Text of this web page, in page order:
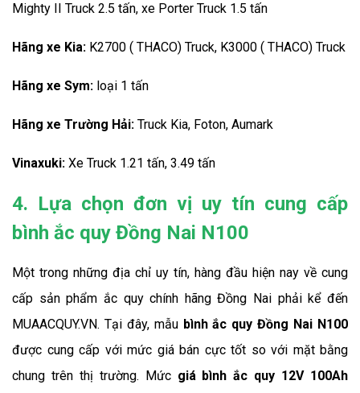
Mighty II Truck 2.5 tấn, xe Porter Truck 1.5 tấn
Hãng xe Kia: K2700 ( THACO) Truck, K3000 ( THACO) Truck
Hãng xe Sym: loại 1 tấn
Hãng xe Trường Hải: Truck Kia, Foton, Aumark
Vinaxuki: Xe Truck 1.21 tấn, 3.49 tấn
4. Lựa chọn đơn vị uy tín cung cấp
bình ắc quy Đồng Nai N100
Một trong những địa chỉ uy tín, hàng đầu hiện nay về cung
cấp sản phẩm ắc quy chính hãng Đồng Nai phải kể đến
MUAACQUY.VN. Tại đây, mẫu bình ắc quy Đồng Nai N100
được cung cấp với mức giá bán cực tốt so với mặt bằng
chung trên thị trường. Mức giá bình ắc quy 12V 100Ah